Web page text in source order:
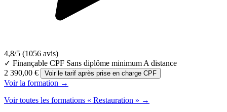
4,8/5 (1056 avis)
✓ Finançable CPF Sans diplôme minimumA distance
2 390,00 €
Voir le tarif après prise en charge CPF
Voir la formation →
Voir toutes les formations « Restauration » →